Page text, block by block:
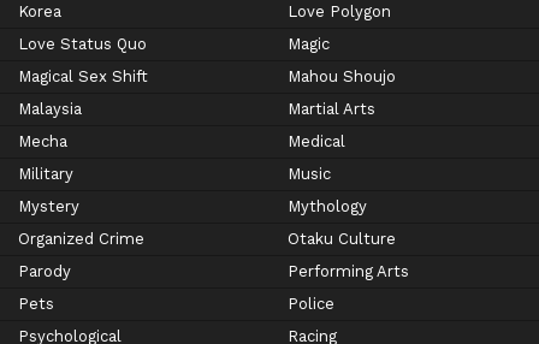
Korea
Love Polygon
Love Status Quo
Magic
Magical Sex Shift
Mahou Shoujo
Malaysia
Martial Arts
Mecha
Medical
Military
Music
Mystery
Mythology
Organized Crime
Otaku Culture
Parody
Performing Arts
Pets
Police
Psychological
Racing